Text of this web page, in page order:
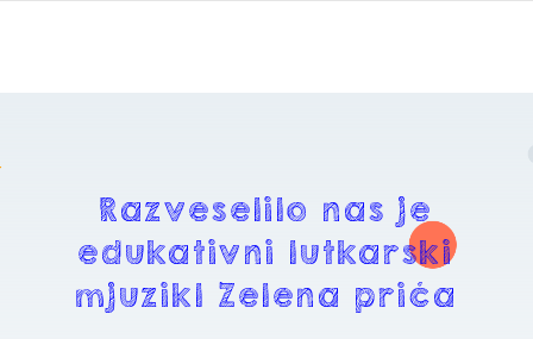
Razveselilo nas je
edukativni lutkarski
mjuzikl Zelena priča